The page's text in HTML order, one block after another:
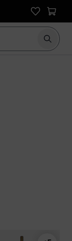
dei clienti